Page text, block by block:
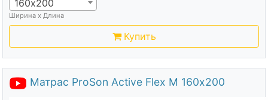
160х200
Ширина х Длина
Купить
Матрас ProSon Active Flex M 160х200